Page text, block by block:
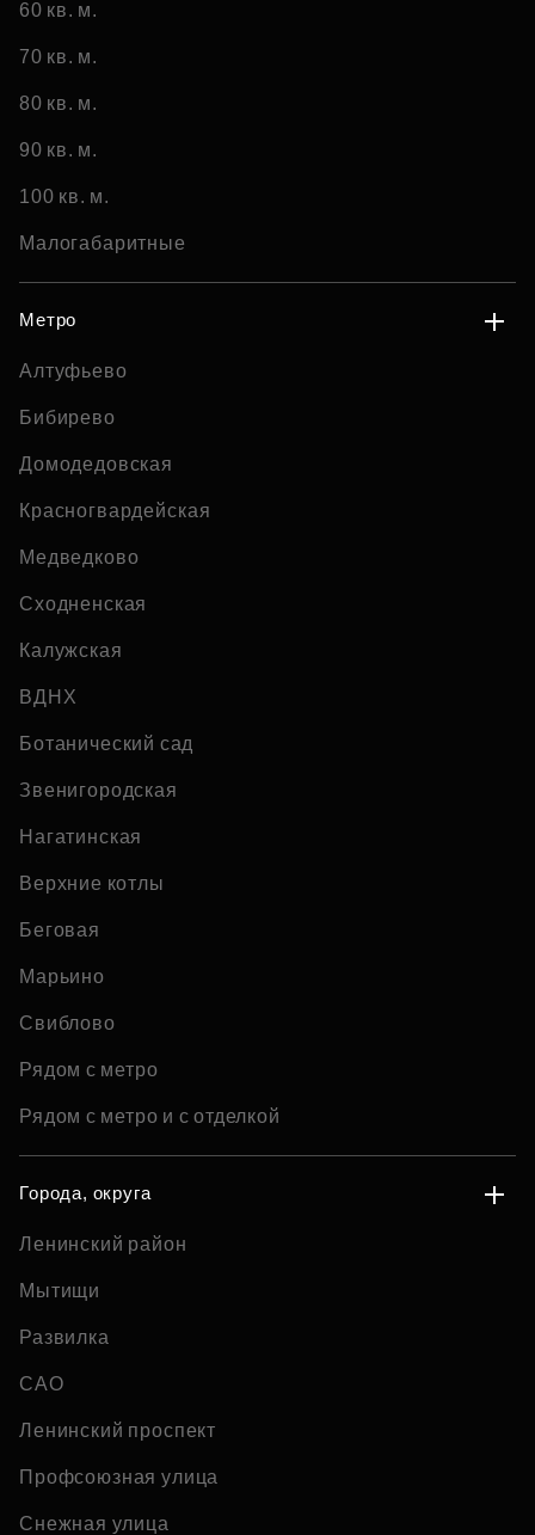
60 кв. м.
70 кв. м.
80 кв. м.
90 кв. м.
100 кв. м.
Малогабаритные
Метро
Алтуфьево
Бибирево
Домодедовская
Красногвардейская
Медведково
Сходненская
Калужская
ВДНХ
Ботанический сад
Звенигородская
Нагатинская
Верхние котлы
Беговая
Марьино
Свиблово
Рядом с метро
Рядом с метро и с отделкой
Города, округа
Ленинский район
Мытищи
Развилка
САО
Ленинский проспект
Профсоюзная улица
Снежная улица